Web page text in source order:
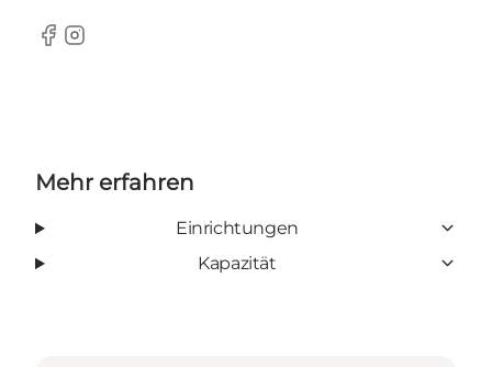
Facebook
Instagram
Mehr erfahren
Einrichtungen
Kapazität